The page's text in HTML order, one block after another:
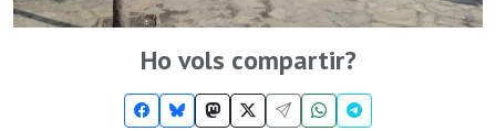
Ho vols compartir?